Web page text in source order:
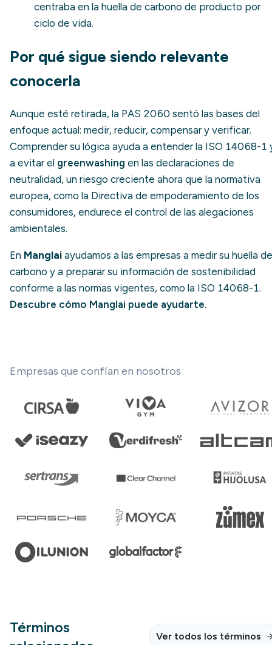
centraba en la huella de carbono de producto por
ciclo de vida.
Por qué sigue siendo relevante
conocerla
Aunque esté retirada, la PAS 2060 sentó las bases del
enfoque actual: medir, reducir, compensar y verificar.
Comprender su lógica ayuda a entender la ISO 14068-1
a evitar el greenwashing en las declaraciones de
neutralidad, un riesgo creciente ahora que la normativa
europea, como la Directiva de empoderamiento de los
consumidores, endurece el control de las alegaciones
ambientales.
En Manglai ayudamos a las empresas a medir su huella de
carbono y a preparar su información de sostenibilidad
conforme a las normas vigentes, como la ISO 14068-1.
Descubre cómo Manglai puede ayudarte.
Empresas que confían en nosotros
Términos
Ver todos los términos